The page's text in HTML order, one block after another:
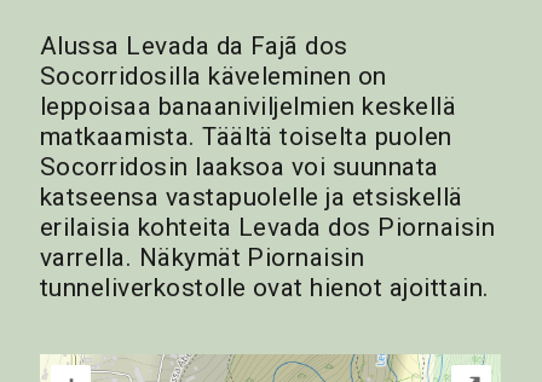
Alussa Levada da Fajã dos
Socorridosilla käveleminen on
leppoisaa banaaniviljelmien keskellä
matkaamista. Täältä toiselta puolen
Socorridosin laaksoa voi suunnata
katseensa vastapuolelle ja etsiskellä
erilaisia kohteita Levada dos Piornaisin
varrella. Näkymät Piornaisin
tunneliverkostolle ovat hienot ajoittain.